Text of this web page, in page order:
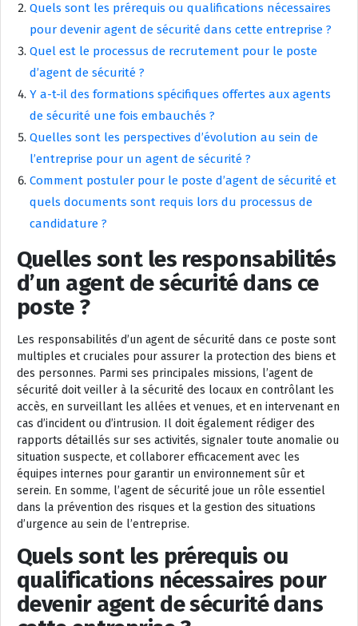
Quels sont les prérequis ou qualifications nécessaires
pour devenir agent de sécurité dans cette entreprise ?
Quel est le processus de recrutement pour le poste
d’agent de sécurité ?
Y a-t-il des formations spécifiques offertes aux agents
de sécurité une fois embauchés ?
Quelles sont les perspectives d’évolution au sein de
l’entreprise pour un agent de sécurité ?
Comment postuler pour le poste d’agent de sécurité et
quels documents sont requis lors du processus de
candidature ?
Quelles sont les responsabilités
d’un agent de sécurité dans ce
poste ?
Les responsabilités d’un agent de sécurité dans ce poste sont
multiples et cruciales pour assurer la protection des biens et
des personnes. Parmi ses principales missions, l’agent de
sécurité doit veiller à la sécurité des locaux en contrôlant les
accès, en surveillant les allées et venues, et en intervenant en
cas d’incident ou d’intrusion. Il doit également rédiger des
rapports détaillés sur ses activités, signaler toute anomalie ou
situation suspecte, et collaborer efficacement avec les
équipes internes pour garantir un environnement sûr et
serein. En somme, l’agent de sécurité joue un rôle essentiel
dans la prévention des risques et la gestion des situations
d’urgence au sein de l’entreprise.
Quels sont les prérequis ou
qualifications nécessaires pour
devenir agent de sécurité dans